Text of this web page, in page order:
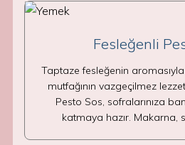
Fesleğenli
Taptaze fesleğenin
mutfağının vazgeçilmez
Pesto Sos, sofralarınıza
katmaya hazır. Makarna,